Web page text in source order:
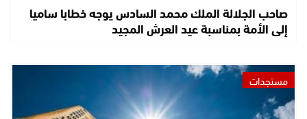
صاحب الجلالة الملك محمد السادس يوجه خطابا ساميا
إلى الأمة بمناسبة عيد العرش المجيد
مستجدات